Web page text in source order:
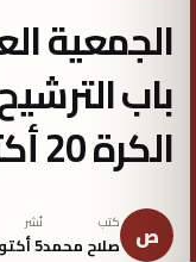
الجمعية
باب
الكرة 20 أكتوبر
ص كتب
صلاح محمد
نُشر
5 أكتوبر 2021 - 4:01 م